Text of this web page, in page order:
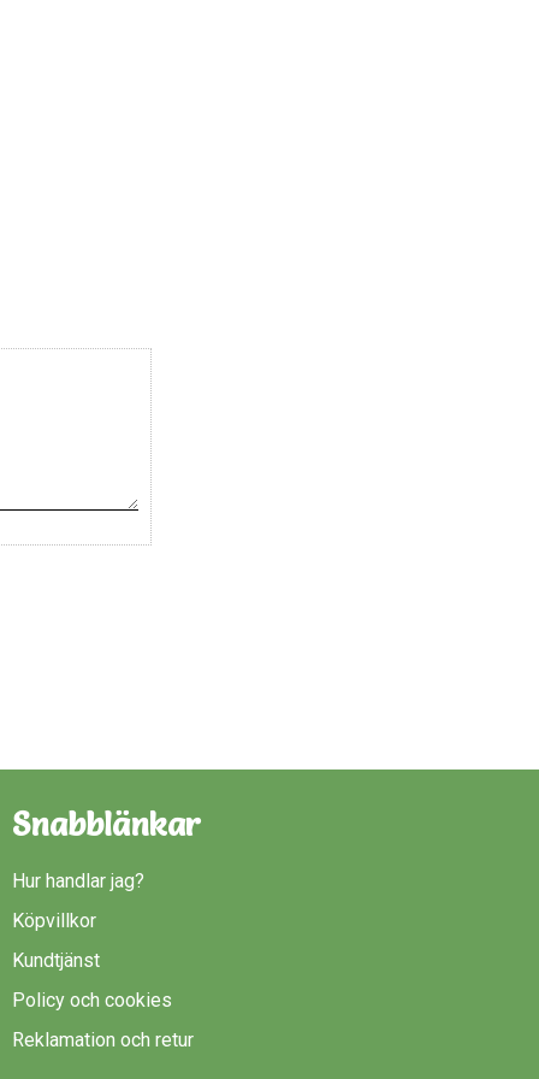
Snabblänkar
Hur handlar jag?
Köpvillkor
Kundtjänst
Policy och cookies
Reklamation och retur